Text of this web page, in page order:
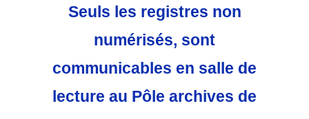
Seuls les registres non
numérisés, sont
communicables en salle de
lecture au Pôle archives de